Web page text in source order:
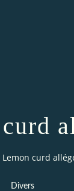
Lemon curd
Divers